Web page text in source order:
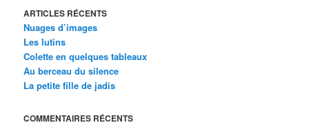
ARTICLES RÉCENTS
Nuages d’images
Les lutins
Colette en quelques tableaux
Au berceau du silence
La petite fille de jadis
COMMENTAIRES RÉCENTS